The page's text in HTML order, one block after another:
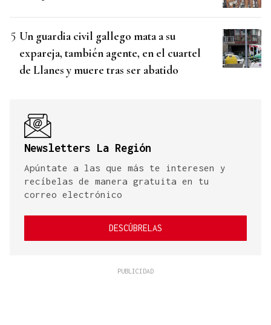
Un guardia civil gallego mata a su
expareja, también agente, en el cuartel
de Llanes y muere tras ser abatido
Newsletters La Región
Apúntate a las que más te interesen y
recíbelas de manera gratuita en tu
correo electrónico
DESCÚBRELAS